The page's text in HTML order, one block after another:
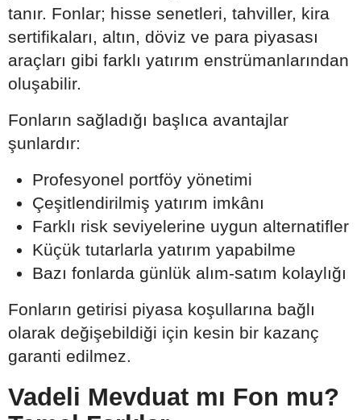
tanır. Fonlar; hisse senetleri, tahviller, kira
sertifikaları, altın, döviz ve para piyasası
araçları gibi farklı yatırım enstrümanlarından
oluşabilir.
Fonların sağladığı başlıca avantajlar
şunlardır:
Profesyonel portföy yönetimi
Çeşitlendirilmiş yatırım imkânı
Farklı risk seviyelerine uygun alternatifler
Küçük tutarlarla yatırım yapabilme
Bazı fonlarda günlük alım-satım kolaylığı
Fonların getirisi piyasa koşullarına bağlı
olarak değişebildiği için kesin bir kazanç
garanti edilmez.
Vadeli Mevduat mı Fon mu?